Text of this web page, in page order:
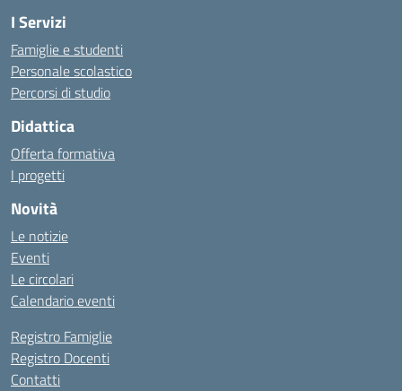
I Servizi
Famiglie e studenti
Personale scolastico
Percorsi di studio
Didattica
Offerta formativa
I progetti
Novità
Le notizie
Eventi
Le circolari
Calendario eventi
Registro Famiglie
Registro Docenti
Contatti